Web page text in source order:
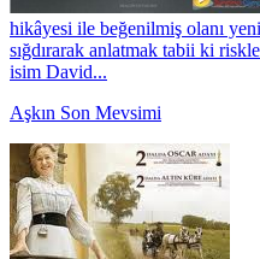
hikâyesi ile beğenilmiş olanı
sığdırarak anlatmak tabii ki
isim David...
Aşkın Son Mevsimi